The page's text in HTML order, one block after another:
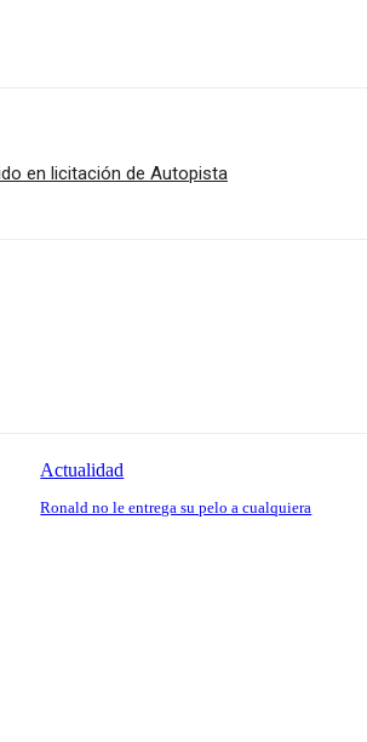
en licitación de Autopista
Actualidad
Ronald no le entrega su pelo a cualquiera